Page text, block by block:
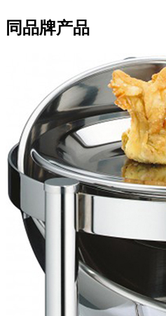
同品牌产品